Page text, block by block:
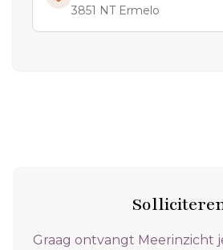
3851 NT Ermelo
Graag ontvangt Meerinzicht